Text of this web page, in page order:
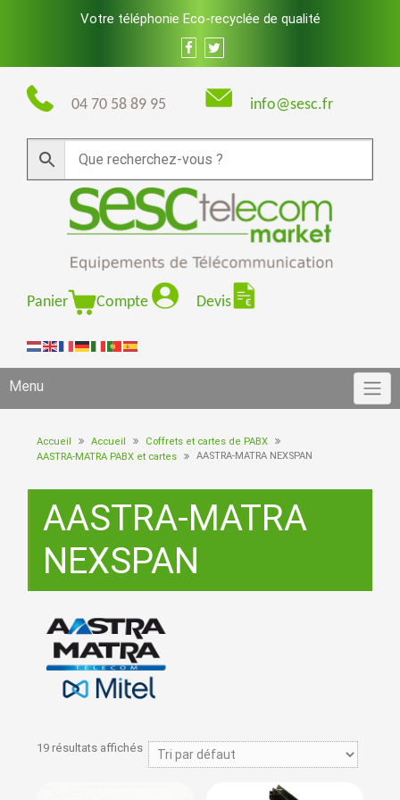
Votre téléphonie Eco-recyclée de qualité
04 70 58 89 95 info@sesc.fr
Panier Compte Devis
Menu
Accueil Accueil
Coffrets et cartes de PABX
AASTRA-MATRA PABX et cartes
AASTRA-MATRA NEXSPAN
AASTRA-MATRA
NEXSPAN
19 résultats affichés